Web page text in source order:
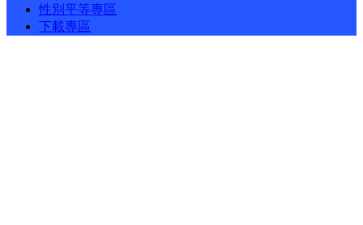
性別平等專區
下載專區